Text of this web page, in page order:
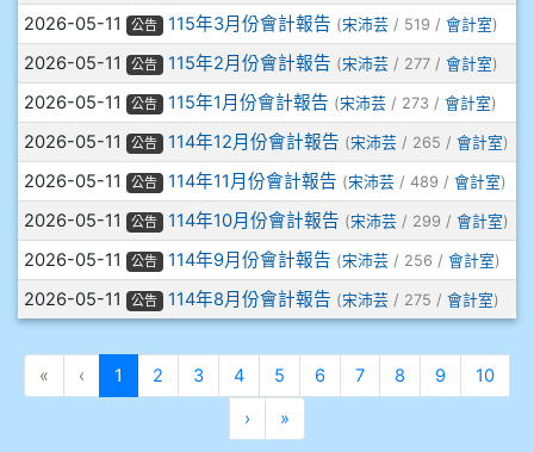
909林玉楓
909林朝智
910謝尚橙
910呂芃澔
910溫婕伶
911王祉傑
911張 婷
2026-05-11 公告 115年3月份會計報告 (宋沛芸/ 519 / 會計室)
2026-05-11 公告 115年2月份會計報告 (宋沛芸/ 277 / 會計室)
2026-05-11 公告 115年1月份會計報告 (宋沛芸/ 273 / 會計室)
2026-05-11 公告 114年12月份會計報告 (宋沛芸/ 265 / 會計室)
2026-05-11 公告 114年11月份會計報告 (宋沛芸/ 489 / 會計室)
2026-05-11 公告 114年10月份會計報告 (宋沛芸/ 299 / 會計室)
2026-05-11 公告 114年9月份會計報告 (宋沛芸/ 256 / 會計室)
2026-05-11 公告 114年8月份會計報告 (宋沛芸/ 275 / 會計室)
« ‹ 1 (目前頁次)
2 3 4 5 6 7 8 9
10
›下一頁
»最後頁